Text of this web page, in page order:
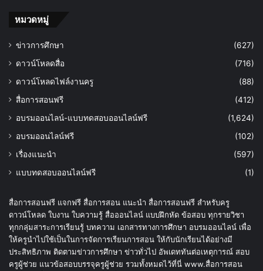
หมวดหมู่
ข่าวการศึกษา
(627)
ดาวน์โหลดสื่อ
(716)
ดาวน์โหลดไฟล์งานครู
(88)
สื่อการสอนฟรี
(412)
อบรมออนไลน์-แบบทดสอบออนไลน์ฟรี
(1,624)
อบรมออนไลน์ฟรี
(102)
เรื่องแนะนำ
(597)
แบบทดสอบออนไลน์ฟรี
(1)
สื่อการสอนฟรี แจกฟรี สื่อการสอน แนะนำ สื่อการสอนฟรี สำหรับครู
ดาวน์โหลด ใบงาน ใบความรู้ สื่อออนไลน์ แบบฝึกหัด ข้อสอบ ทุกรายวิชา
ทุกกลุ่มสาระการเรียนรู้ บทความ เอกสารทางการศึกษา อบรมออนไลน์ เพื่อ
ให้ครูนำไปใช้เป็นในการจัดการเรียนการสอน ให้กับนักเรียนได้อย่างมี
ประสิทธิภาพ ติดตามข่าวการศึกษา ข่าวทั่วไป อัพเดททันต่อเหตุการณ์ สอบ
ครูผู้ช่วย แนวข้อสอบบรรจุครูผู้ช่วย รวมทั้งหมดไว้ที่นี่ www.สื่อการสอน